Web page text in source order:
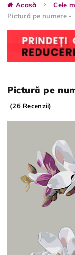
Acasă
Cele
Pictură pe numere -
Pictură pe
(26 Recenzii)